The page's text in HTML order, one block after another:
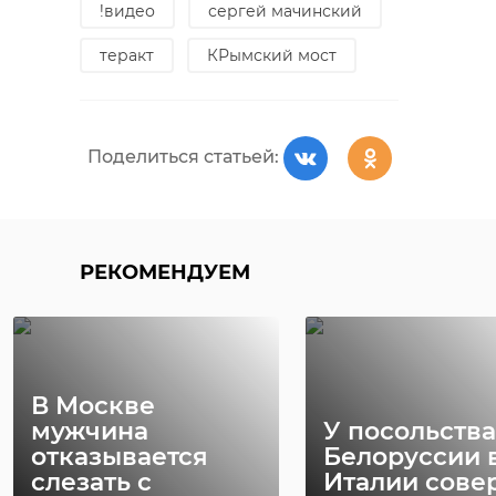
!видео сергей мачинский
теракт КРымский мост
Поделиться статьей:
РЕКОМЕНДУЕМ
В Москве
мужчина
отказывается
слезать с
У посольства
Белоруссии
Италии
потребовалось
время, чтобы
Александр
Дрозденко,
глава 47 региона.
Отпускные точно задержали
больше, чем на пару дней,